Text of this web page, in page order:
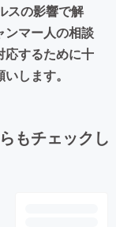
スの影響で解
ンマー人の相談
応するために十
します。
もチェックし